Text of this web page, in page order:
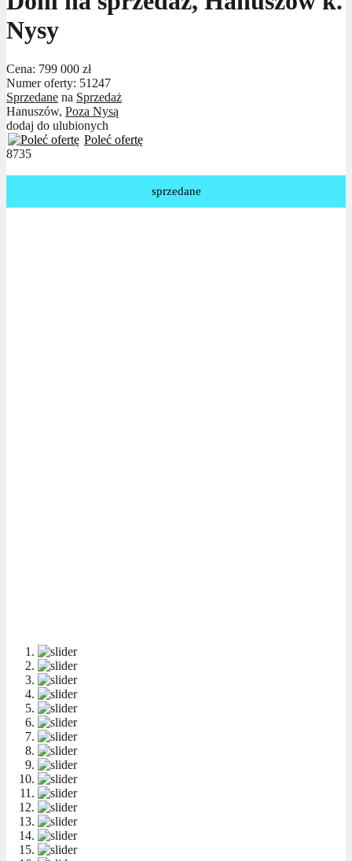
Nysy
Cena: 799 000 zł
Numer oferty: 51247
Sprzedane na Sprzedaż
Hanuszów, Poza Nysą
dodaj do ulubionych
Poleć ofertę
8735
sprzedane